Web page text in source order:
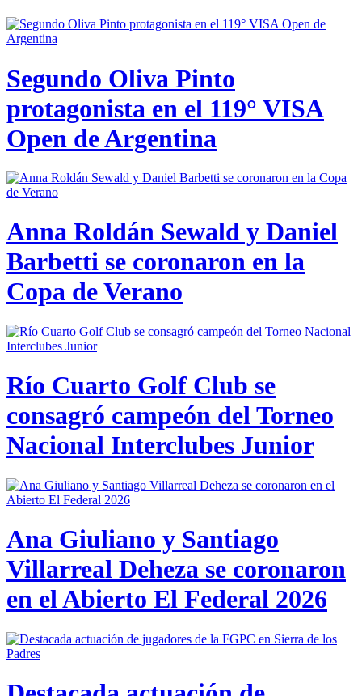
Segundo Oliva Pinto
protagonista en el 119° VISA
Open de Argentina
Anna Roldán Sewald y Daniel
Barbetti se coronaron en la
Copa de Verano
Río Cuarto Golf Club se
consagró campeón del Torneo
Nacional Interclubes Junior
Ana Giuliano y Santiago
Villarreal Deheza se coronaron
en el Abierto El Federal 2026